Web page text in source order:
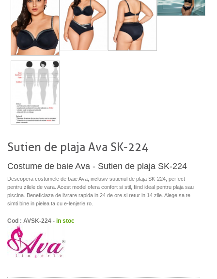
Sutien de plaja Ava SK-224
Costume de baie Ava - Sutien de plaja SK-224
Descopera costumele de baie Ava, inclusiv sutienul de plaja SK-224, perfect
pentru zilele de vara. Acest model ofera confort si stil, fiind ideal pentru plaja sau
piscina. Beneficiaza de livrare rapida in 24 de ore si retur in 14 zile. Alege sa te
simti bine in pielea ta cu e-lenjerie.ro.
Cod : AVSK-224 - in stoc